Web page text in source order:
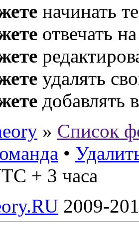
начинать
отвечать
удалять
добавлять
» Список
•
+ 3 часа
2009-